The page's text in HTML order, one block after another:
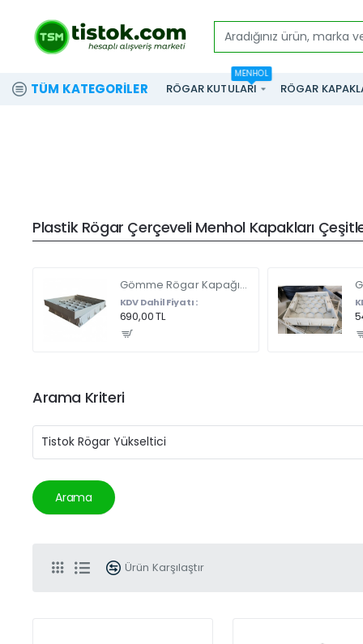
Aradığınız
marka
ve
TÜM KATEGORILER RÖGAR KUTULARI
MENHOL
RÖGAR
Plastik Rögar Çerçeveli Menhol Kapakları
Gömme Rögar Kapağı - Seramik - Fayans Ve Mermer Zeminlerde - Gizli Çerçeve Kapak Çift Kulplu 45 X 45
KDV Dahil Fiyatı :
690,00 TL
Arama Kriteri
Arama
Ürün Karşılaştır